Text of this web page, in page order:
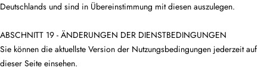
Deutschlands und sind in Übereinstimmung mit diesen auszulegen.
ABSCHNITT 19 - ÄNDERUNGEN DER DIENSTBEDINGUNGEN
Sie können die aktuellste Version der Nutzungsbedingungen jederzeit auf
dieser Seite einsehen.